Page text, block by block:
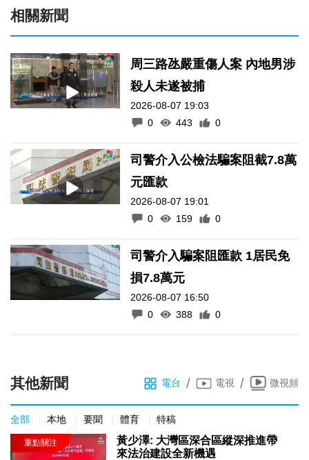
相關新聞
周三路氹嚴重傷人案 內地男涉
殺人未遂被捕
2026-08-07 19:03
0
443 0
司警介入公檢法騙案阻截7.8萬
元匯款
2026-08-07 19:01
0
159 0
司警介入騙案阻匯款 1居民免
損7.8萬元
2026-08-07 16:50
0
388 0
其他新聞 電台 / 電視 / 微視頻
全部 本地 要聞 體育 特稿
黃少澤: 大灣區深合區縱深推進帶
來法治建設全新機遇